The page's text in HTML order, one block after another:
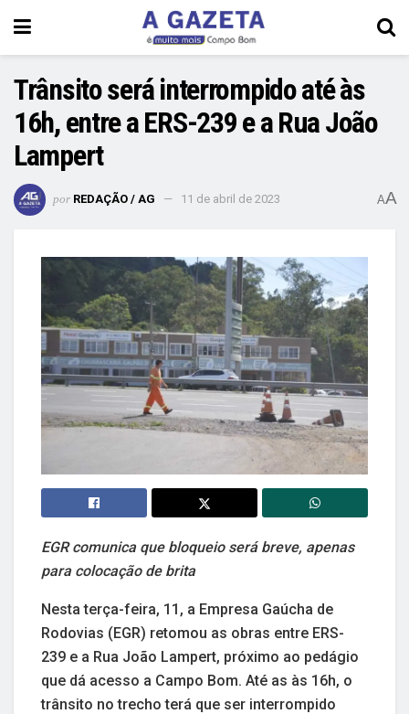
Trânsito será interrompido até às
16h, entre a ERS-239 e a Rua João
Lampert
por REDAÇÃO / AG 11 de abril de 2023 AA
EGR comunica que bloqueio será breve, apenas
para colocação de brita
Nesta terça-feira, 11, a Empresa Gaúcha de
Rodovias (EGR) retomou as obras entre ERS-
239 e a Rua João Lampert, próximo ao pedágio
que dá acesso a Campo Bom. Até as às 16h, o
trânsito no trecho terá que ser interrompido